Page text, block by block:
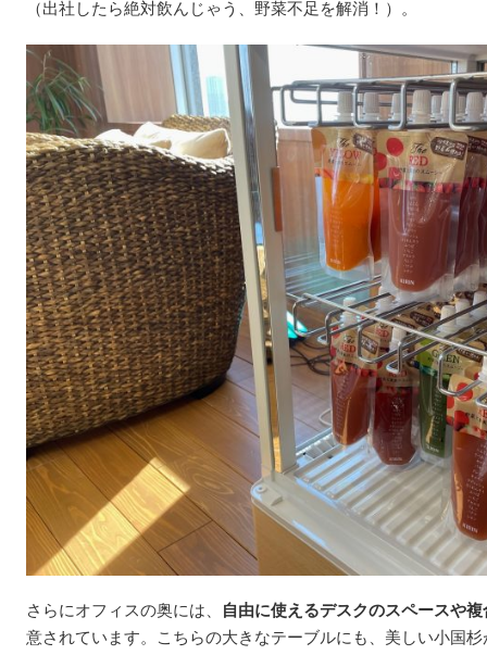
（出社したら絶対飲んじゃう、野菜不足を解消！）。
さらにオフィスの奥には、
自由に使えるデスクのスペースや
意されています。こちらの大きなテーブルにも、美しい小国